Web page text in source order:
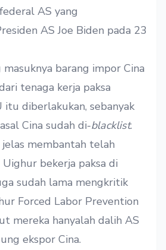
AS yang
AS Joe Biden pada 23
barang impor Cina
tenaga kerja paksa
itu diberlakukan, sebanyak
Cina sudah di-blacklist.
membantah telah
bekerja paksa di
sudah lama mengkritik
Forced Labor Prevention
mereka hanyalah dalih AS
ekspor Cina.